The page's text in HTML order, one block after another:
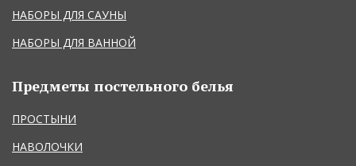
НАБОРЫ ДЛЯ САУНЫ
НАБОРЫ ДЛЯ ВАННОЙ
Предметы постельного белья
ПРОСТЫНИ
НАВОЛОЧКИ